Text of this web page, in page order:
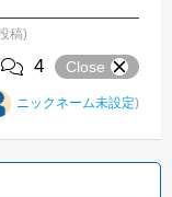
稿)
4 Close
ニックネーム未設定)